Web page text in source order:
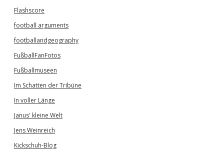
Flashscore
football arguments
footballandgeography
FußballFanFotos
Fußballmuseen
Im Schatten der Tribüne
In voller Länge
Janus' kleine Welt
Jens Weinreich
Kickschuh-Blog